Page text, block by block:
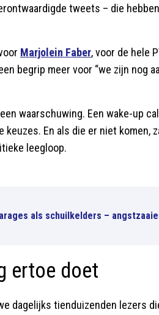
tweets – die
Marjolein Faber, voor de hele
begrip meer voor “we zijn nog
waarschuwing. Een wake-up
En als die er niet komen,
leegloop.
als schuilkelders –
ertoe doet
dagelijks tienduizenden lezers